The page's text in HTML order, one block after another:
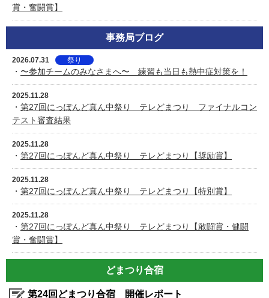
賞・奮闘賞】
事務局ブログ
2026.07.31 祭り
・ 〜参加チームのみなさまへ〜 練習も当日も熱中症対策を！
2025.11.28
・ 第27回にっぽんど真ん中祭り テレどまつり ファイナルコン
テスト審査結果
2025.11.28
・ 第27回にっぽんど真ん中祭り テレどまつり【奨励賞】
2025.11.28
・ 第27回にっぽんど真ん中祭り テレどまつり【特別賞】
2025.11.28
・ 第27回にっぽんど真ん中祭り テレどまつり【敢闘賞・健闘
賞・奮闘賞】
どまつり合宿
第24回どまつり合宿 開催レポート